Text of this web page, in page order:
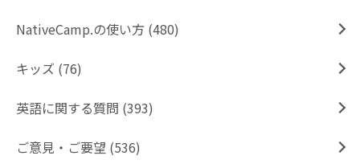
NativeCamp.の使い方 (480)
キッズ (76)
英語に関する質問 (393)
ご意見・ご要望 (536)